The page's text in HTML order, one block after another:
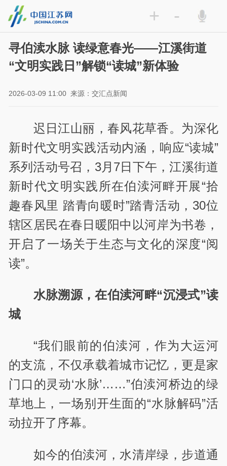
+ -
寻伯渎水脉 读绿意春光——江溪街道
“文明实践日”解锁“读城”新体验
2026-03-09 11:00 来源：交汇点新闻
迟日江山丽，春风花草香。为深化
新时代文明实践活动内涵，响应“读城”
系列活动号召，3月7日下午，江溪街道
新时代文明实践所在伯渎河畔开展“拾
趣春风里 踏青向暖时”踏青活动，30位
辖区居民在春日暖阳中以河岸为书卷，
开启了一场关于生态与文化的深度“阅
读”。
水脉溯源，在伯渎河畔“沉浸式”读
城
“我们眼前的伯渎河，作为大运河
的支流，不仅承载着城市记忆，更是家
门口的灵动‘水脉’……”伯渎河桥边的绿
草地上，一场别开生面的“水脉解码”活
动拉开了序幕。
如今的伯渎河，水清岸绿，步道通